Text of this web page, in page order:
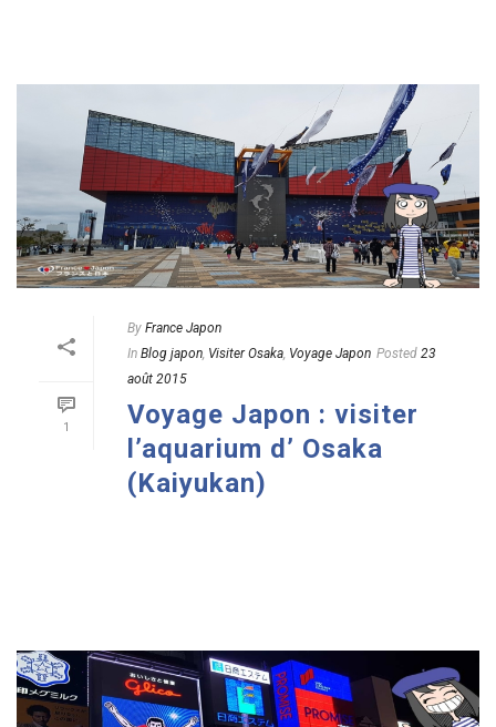
1
By France Japon
In Blog japon, Visiter Osaka, Voyage Japon Posted 23
août 2015
Voyage Japon : visiter
l’aquarium d’ Osaka
(Kaiyukan)